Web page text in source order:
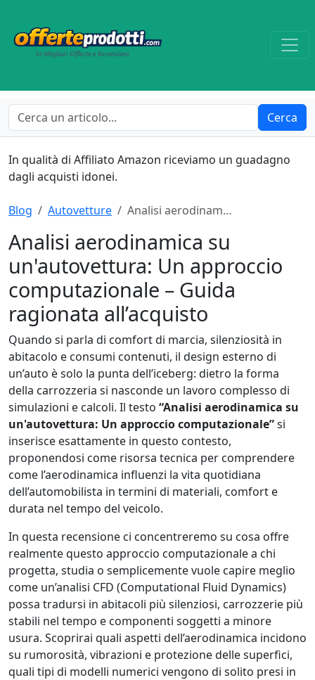
Cerca
In qualità di Affiliato Amazon riceviamo un guadagno
dagli acquisti idonei.
Blog Autovetture Analisi aerodinam…
Analisi aerodinamica su
un'autovettura: Un approccio
computazionale – Guida
ragionata all’acquisto
Quando si parla di comfort di marcia, silenziosità in
abitacolo e consumi contenuti, il design esterno di
un’auto è solo la punta dell’iceberg: dietro la forma
della carrozzeria si nasconde un lavoro complesso di
simulazioni e calcoli. Il testo “Analisi aerodinamica su
un'autovettura: Un approccio computazionale”si
inserisce esattamente in questo contesto,
proponendosi come risorsa tecnica per comprendere
come l’aerodinamica influenzi la vita quotidiana
dell’automobilista in termini di materiali, comfort e
durata nel tempo del veicolo.
In questa recensione ci concentreremo su cosa offre
realmente questo approccio computazionale a chi
progetta, studia o semplicemente vuole capire meglio
come un’analisi CFD (Computational Fluid Dynamics)
possa tradursi in abitacoli più silenziosi, carrozzerie più
stabili nel tempo e componenti soggetti a minore
usura. Scoprirai quali aspetti dell’aerodinamica incidono
su rumorosità, vibrazioni e protezione delle superfici,
quali tipi di modelli numerici vengono di solito presi in